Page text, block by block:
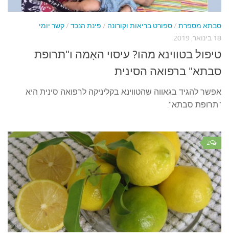
עצות סבתא
סבתא מספרת
נווה הבלוגים
קשר משפחתי
פינת הנכד
כתבו אלינו
סבתא מספרת /ספורט בריאות וקורונה / פינת הנכד /קשר יומי
18 בינואר, 2019
טיפול בטווינא מהו? עיסוי האָמה ו"תרופת
סבתא" ברפואה הסינית
אפשר להגיד בגאווה שהטווינא בקליניקה לרפואה סינית היא
"תרופת סבתא".
2